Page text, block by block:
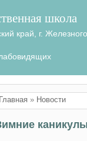
школа
край, г.
Вы здесь
Главная » Новости